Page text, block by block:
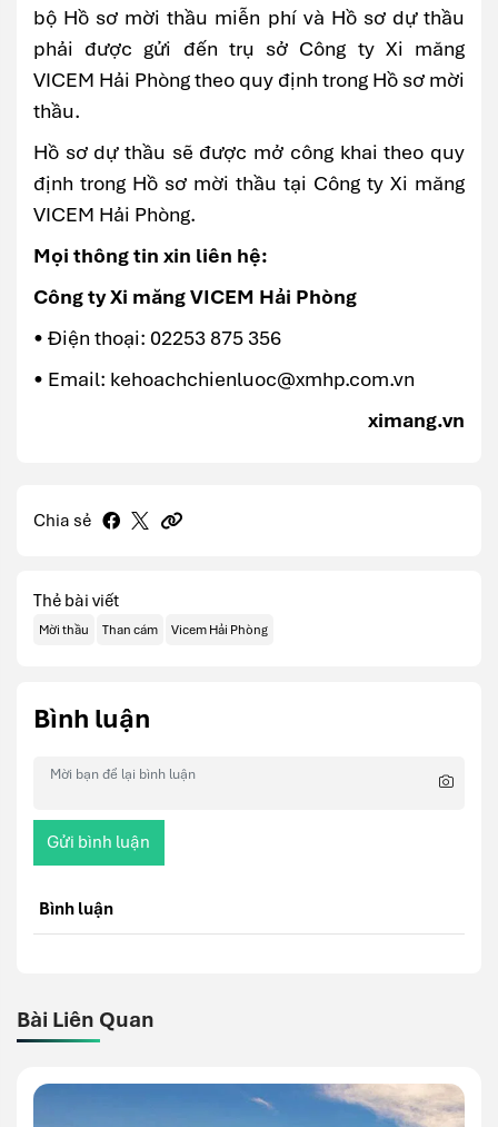
bộ Hồ sơ mời thầu miễn phí và Hồ sơ dự thầu
phải được gửi đến trụ sở Công ty Xi măng
VICEM Hải Phòng theo quy định trong Hồ sơ mời
thầu.
Hồ sơ dự thầu sẽ được mở công khai theo quy
định trong Hồ sơ mời thầu tại Công ty Xi măng
VICEM Hải Phòng.
Mọi thông tin xin liên hệ:
Công ty Xi măng VICEM Hải Phòng
• Điện thoại: 02253 875 356
• Email: kehoachchienluoc@xmhp.com.vn
ximang.vn
Chia sẻ
Thẻ bài viết
Mời thầu Than cám Vicem Hải Phòng
Bình luận
Gửi bình luận
Bình luận
Bài Liên Quan